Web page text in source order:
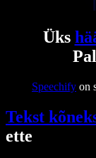
Üks
Speechify on
Tekst
ette